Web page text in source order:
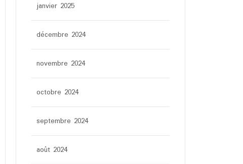
janvier 2025
décembre 2024
novembre 2024
octobre 2024
septembre 2024
août 2024